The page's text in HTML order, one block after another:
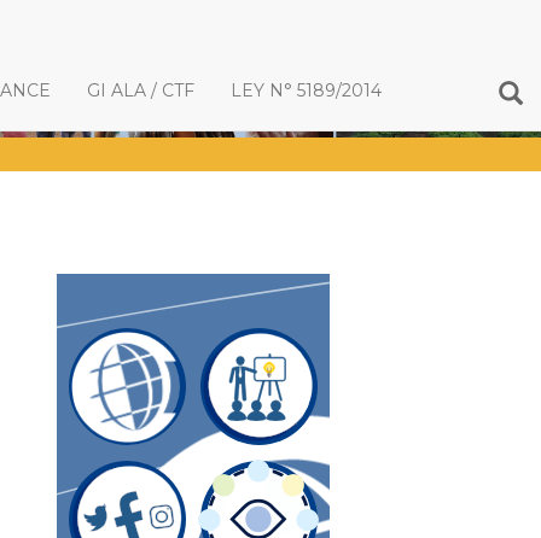
GI ALA / CTF LEY N° 5189/2014